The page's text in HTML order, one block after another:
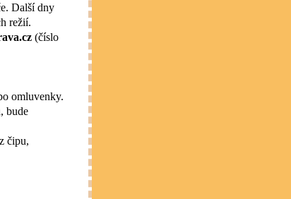
Další dny
režií.
(číslo
omluvenky.
bude
čipu,